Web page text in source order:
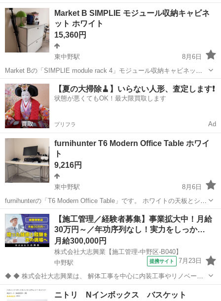
で使用していました。 屋外で使用した際も、屋根のある場所でのみ使
用しております。 使用に伴う細かな擦れや傷はありますが、ぐらつき
や大きな破損はなく...
東京 中野区
Market B SIMPLIE モジュール収納キャビネ
ット ホワイト
15,360円
東中野駅
8月6日
Market Bの「SIMPLIE module rack 4」モジュール収納キャビネット
です。 ホワイトの収納部分とクロームカラーのフレームを組み合わせ
た、シンプルでモダンなデザインです。リビング、寝室、書斎などで
収納家具...
東京 中野区 東中野駅 収納家具 モジュール
【夏の大掃除🧹】いらない人形、査定します❗️
状態が悪くてもOK！最大限買取します
プリフラ Ad
furnihunter T6 Modern Office Table ホワイ
ト
9,216円
東中野駅
8月6日
furnihunterの「T6 Modern Office Table」です。 ホワイトの天板とシル
バーカラーのフレームを組み合わせた、シンプルなオフィスデスクで
す。在宅勤務、勉強、パソコン作業などに適しています。 【型番】...
東京 中野区 東中野駅 オフィス用家具 Office
【施工管理／経験者募集】事業拡大中！月給
30万円～／年功序列なし！実力をしっか…
月給300,000円
株式会社大志興業【施工管理-中野区-B040】
中野駅
提携サイト 7月23日
◆ ◆ 株式会社大志興業は、 解体工事を中心に内装工事やリノベーシ
ョン工事まで幅広く手掛ける総合建設企業です。 住宅・店舗・ビルな
ど多様な現場に対応し、解体から施工、廃棄物処理まで一貫して行っ
東京 中野区 中野駅 その他
ニトリ Nインボックス バスケット